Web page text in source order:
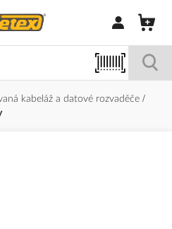
Přihlásit/
kabeláž a datové rozvaděče